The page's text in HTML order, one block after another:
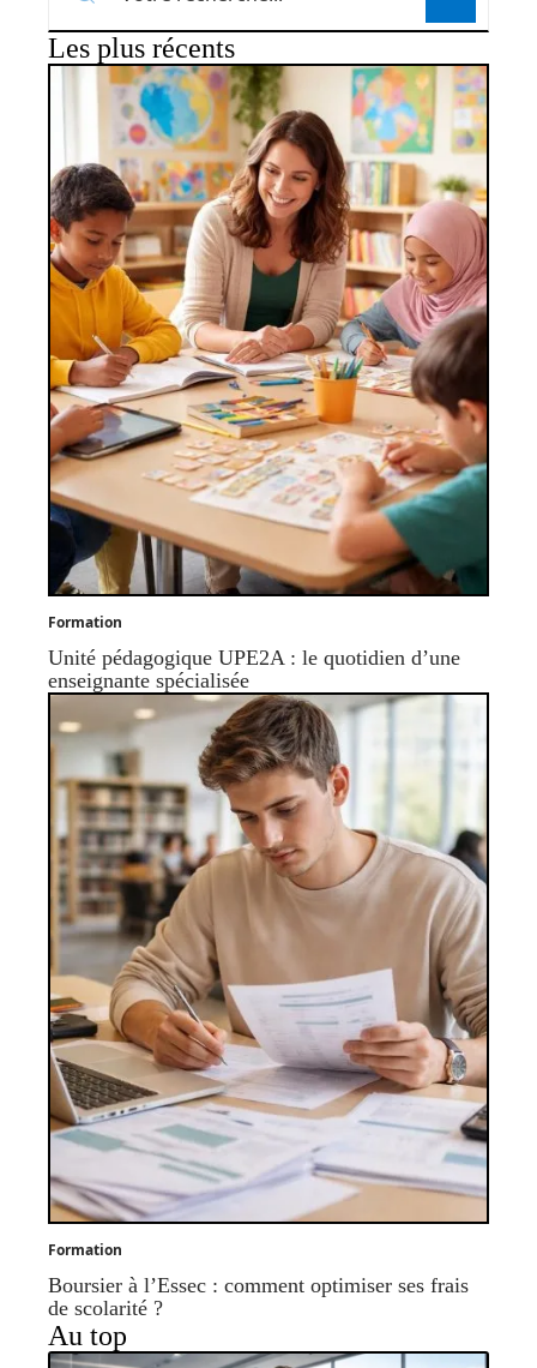
Les plus récents
Formation
Unité pédagogique UPE2A : le quotidien d’une
enseignante spécialisée
Formation
Boursier à l’Essec : comment optimiser ses frais
de scolarité ?
Au top